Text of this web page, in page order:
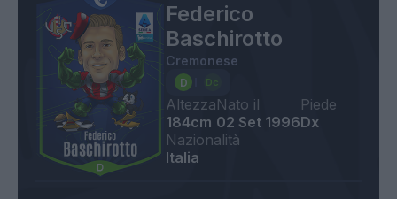
Federico
Baschirotto
Cremonese
Altezza
184cm
Nato il
02 Set 1996
Piede
Dx
Nazionalità
Italia